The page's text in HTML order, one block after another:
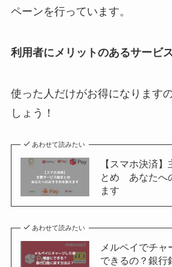
ペーンを行っています。
利用者にメリットのあるサービ
使った人だけがお得になります
しょう！
あわせて読みたい
【スマホ決済
とめ あなたへ
ます
あわせて読みたい
メルペイでチ
できるの？銀行